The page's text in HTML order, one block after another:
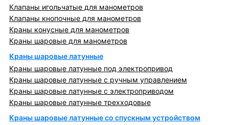
Клапаны игольчатые для манометров
Клапаны кнопочные для манометров
Краны конусные для манометров
Краны шаровые для манометров
Краны шаровые латунные
Краны шаровые латунные под электропривод
Краны шаровые латунные с ручным управлением
Краны шаровые латунные с электроприводом
Краны шаровые латунные трехходовые
Краны шаровые латунные со спускным устройством